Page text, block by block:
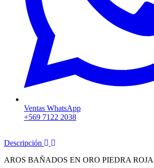
Ventas WhatsApp
+569 7122 2038
Descripción
AROS BAÑADOS EN ORO PIEDRA ROJA